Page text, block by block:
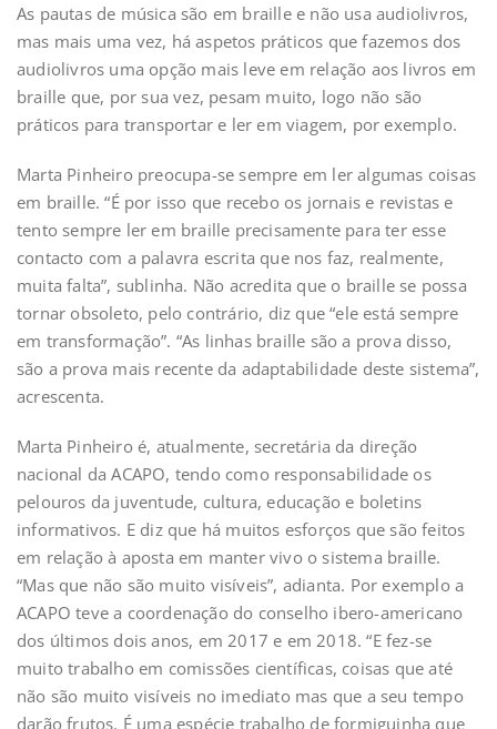
As pautas de música são em braille e não usa audiolivros,
mas mais uma vez, há aspetos práticos que fazemos dos
audiolivros uma opção mais leve em relação aos livros em
braille que, por sua vez, pesam muito, logo não são
práticos para transportar e ler em viagem, por exemplo.
Marta Pinheiro preocupa-se sempre em ler algumas coisas
em braille. “É por isso que recebo os jornais e revistas e
tento sempre ler em braille precisamente para ter esse
contacto com a palavra escrita que nos faz, realmente,
muita falta”, sublinha. Não acredita que o braille se possa
tornar obsoleto, pelo contrário, diz que “ele está sempre
em transformação”. “As linhas braille são a prova disso,
são a prova mais recente da adaptabilidade deste sistema”,
acrescenta.
Marta Pinheiro é, atualmente, secretária da direção
nacional da ACAPO, tendo como responsabilidade os
pelouros da juventude, cultura, educação e boletins
informativos. E diz que há muitos esforços que são feitos
em relação à aposta em manter vivo o sistema braille.
“Mas que não são muito visíveis”, adianta. Por exemplo a
ACAPO teve a coordenação do conselho ibero-americano
dos últimos dois anos, em 2017 e em 2018. “E fez-se
muito trabalho em comissões científicas, coisas que até
não são muito visíveis no imediato mas que a seu tempo
darão frutos. É uma espécie trabalho de formiguinha que